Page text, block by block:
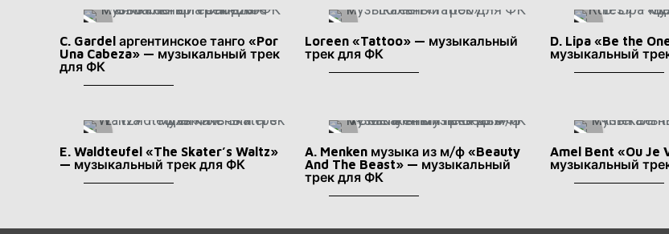
C. Gardel аргентинское танго «Por
Una Cabeza» — музыкальный трек
для ФК
Loreen «Tattoo» — музыкальный
трек для ФК
D. Lipa «Be the
музыкальный
E. Waldteufel «The Skater’s Waltz»
— музыкальный трек для ФК
A. Menken музыка из м/ф «Beauty
And The Beast» — музыкальный
трек для ФК
Amel Bent «Ou Je
музыкальный